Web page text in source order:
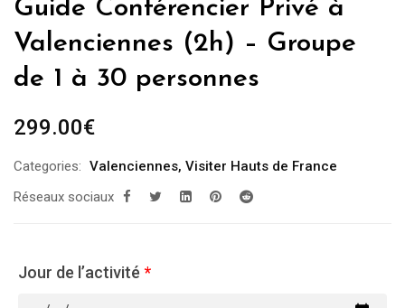
Guide Conférencier Privé à
Valenciennes (2h) – Groupe
de 1 à 30 personnes
299.00€
Categories: Valenciennes, Visiter Hauts de France
Réseaux sociaux
Jour de l’activité *